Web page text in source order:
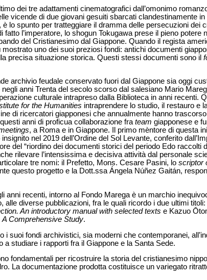
dei tre adattamenti cinematografici dall’o­monimo
vicende di due giovani gesuiti sbarcati clandestinamente in
è lo spunto per tratteggiare il dramma delle persecuzioni dei
l’imperatore, lo shogun Tokugawa prese il pieno potere
del Cristianesimo dal Giappone. Quando il regista
uno dei suoi preziosi fondi: antichi documenti
precisa situazione storica. Questi stessi documenti sono il
archivio feudale conservato fuori dal Giappone sia oggi
anni Trenta del secolo scorso dal salesiano Mario
culturale intrapreso dalla Biblioteca in anni recenti.
for the Humanities intraprendere lo studio, il restauro e
di ricercatori giapponesi che annualmente hanno
anni di proficua collaborazione fra team giapponese e
, a Roma e in Giappone. Il primo mèntore di questa
nel 2019 dell’Ordine del Sol Levante, conferito
del “riordino dei documenti storici del periodo Edo raccolti
rilevare l’intensissima e decisiva attività dal personale
tre nomi: il Prefetto, Mons. Cesare Pasini, lo scriptor
questo progetto e la Dott.ssa Ángela Núñez Gaitán,
anni recenti, intorno al Fondo Marega è un marchio
diverse pubblicazioni, fra le quali ricordo i due ultimi
An introductory manual with selected texts e Kazuo
A Comprehensive Study.
i suoi fondi archivistici, sia moderni che contemporanei,
studiare i rapporti fra il Giappone e la Santa Sede.
fondamentali per ricostruire la storia del cristianesimo
La documentazione prodotta costituisce un variegato